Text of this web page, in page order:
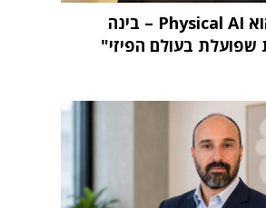
"העתיד הוא Physical AI – בינה
שפועלת בעולם הפיזי"